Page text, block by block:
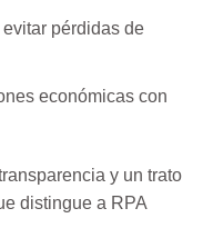
pérdidas de
económicas con
y un trato
distingue a RPA